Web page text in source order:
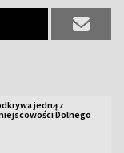
jedną z
Dolnego